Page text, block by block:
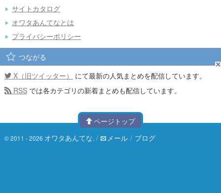
サイトカタログ
オワタあんてなとは
プライバシーポリシー
つながる
X（旧ツイッター）
にて最新の人気まとめを配信しています。
RSS では各カテゴリの新着まとめも配信しています。
ページトップ
© 2011 - 2026 オワタあんてな. / メール / ブログ